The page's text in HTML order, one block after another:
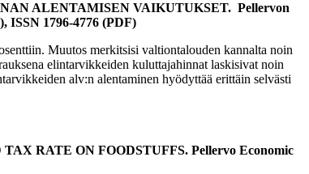
ALENTAMISEN VAIKUTUKSET. Pellervon
ISSN 1796-4776 (PDF)
Muutos merkitsisi valtiontalouden kannalta noin
elintarvikkeiden kuluttajahinnat laskisivat noin
alv:n alentaminen hyödyttää erittäin selvästi
RATE ON FOODSTUFFS. Pellervo Economic